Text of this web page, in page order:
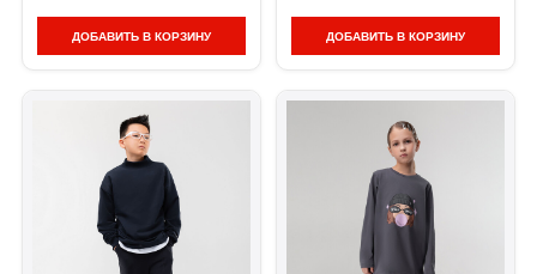
ДОБАВИТЬ В КОРЗИНУ ДОБАВИТЬ В КОРЗИНУ